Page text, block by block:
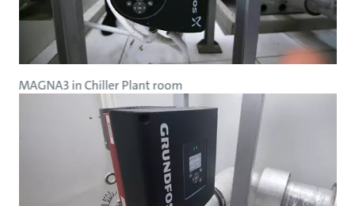
MAGNA3 in Chiller Plant room